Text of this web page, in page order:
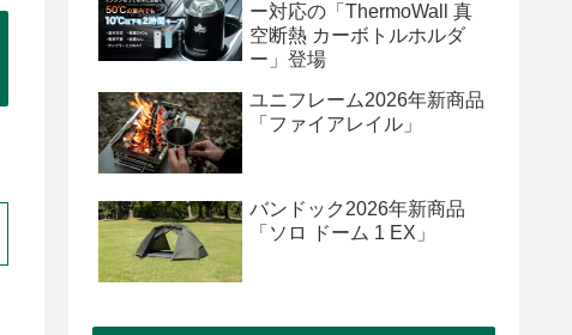
ー対応の「ThermoWall 真
空断熱 カーボトルホルダ
ー」登場
ユニフレーム2026年新商品
「ファイアレイル」
バンドック2026年新商品
「ソロ ドーム 1 EX」